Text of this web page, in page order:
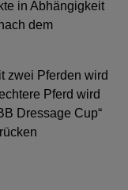
in Abhängigkeit
dem
zwei Pferden wird
Pferd wird
Dressage Cup“